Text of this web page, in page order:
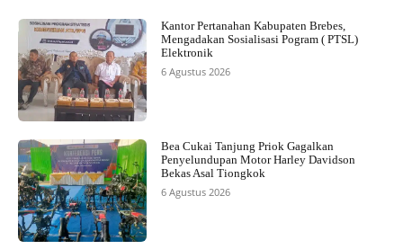
Kantor Pertanahan Kabupaten Brebes,
Mengadakan Sosialisasi Pogram ( PTSL)
Elektronik
6 Agustus 2026
Bea Cukai Tanjung Priok Gagalkan
Penyelundupan Motor Harley Davidson
Bekas Asal Tiongkok
6 Agustus 2026